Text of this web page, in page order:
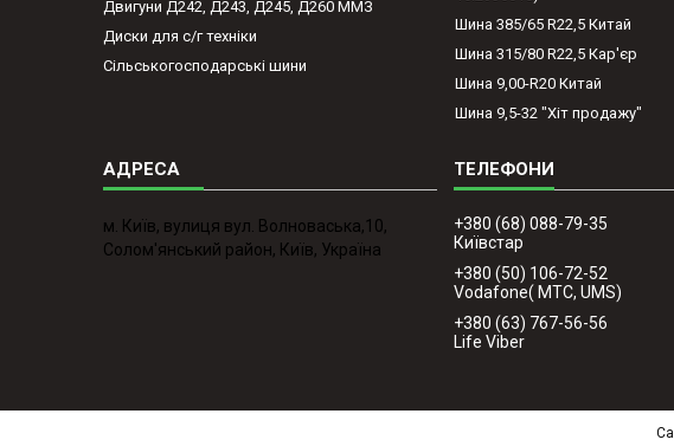
Двигуни Д242, Д243, Д245, Д260 ММЗ
Диски для с/г техніки
Сільськогосподарські шини
Шина 385/65 R22,5 Китай
Шина 315/80 R22,5 Кар'єр
Шина 9,00-R20 Китай
Шина 9,5-32 "Хіт продажу"
м. Київ, вулиця вул. Волноваська,10,
Солом'янський район, Київ, Україна
+380 (68) 088-79-35
Київстар
+380 (50) 106-72-52
Vodafone( МТС, UMS)
+380 (63) 767-56-56
Life Viber